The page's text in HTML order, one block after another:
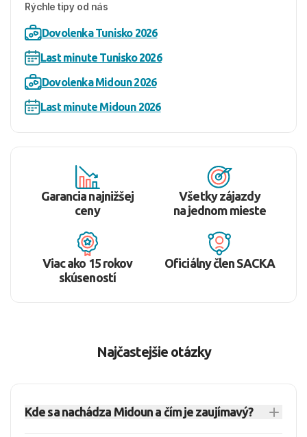
Rýchle tipy od nás
Dovolenka Tunisko 2026
Last minute Tunisko 2026
Dovolenka Midoun 2026
Last minute Midoun 2026
Garancia najnižšej
ceny
Všetky zájazdy
na jednom mieste
Viac ako 15 rokov
skúseností
Oficiálny člen SACKA
Najčastejšie otázky
Kde sa nachádza Midoun a čím je zaujímavý?